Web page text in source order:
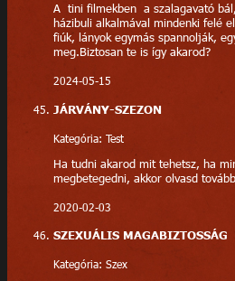
A tini filmekben a szalagavató
házibuli alkalmával mindenki felé
fiúk, lányok egymás spannolják,
meg.Biztosan te is így akarod?
2024-05-15
JÁRVÁNY-SZEZON
Kategória: Test
Ha tudni akarod mit tehetsz, ha
megbetegedni, akkor olvasd tovább
2020-02-03
SZEXUÁLIS MAGABIZTOSSÁG
Kategória: Szex